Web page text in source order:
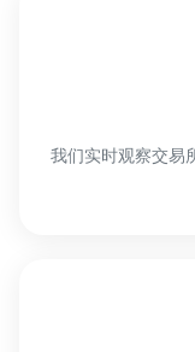
我们实时观察交易